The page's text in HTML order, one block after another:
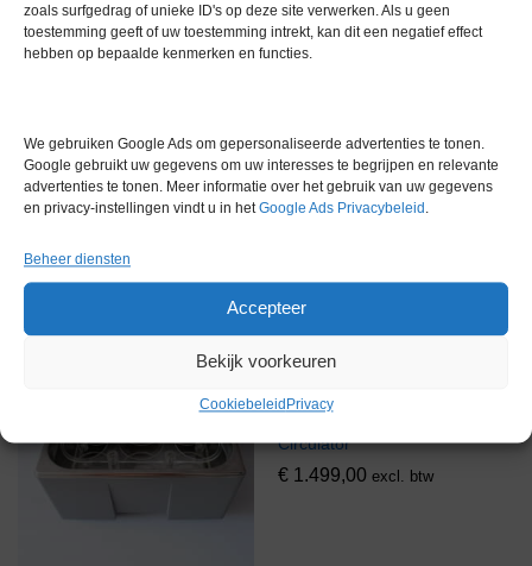
zoals surfgedrag of unieke ID's op deze site verwerken. Als u geen
toestemming geeft of uw toestemming intrekt, kan dit een negatief effect
hebben op bepaalde kenmerken en functies.
We gebruiken Google Ads om gepersonaliseerde advertenties te tonen.
Google gebruikt uw gegevens om uw interesses te begrijpen en relevante
advertenties te tonen. Meer informatie over het gebruik van uw gegevens
en privacy-instellingen vindt u in hetGoogle Ads Privacybeleid .
Beheer diensten
Accepteer
Bekijk voorkeuren
Cookiebeleid Privacy
€1.539,00 excl. btw €505,00 excl. btw
Circulator
€ 1.499,00 excl. btw